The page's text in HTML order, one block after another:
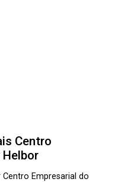
Centro
Helbor
Empresarial do